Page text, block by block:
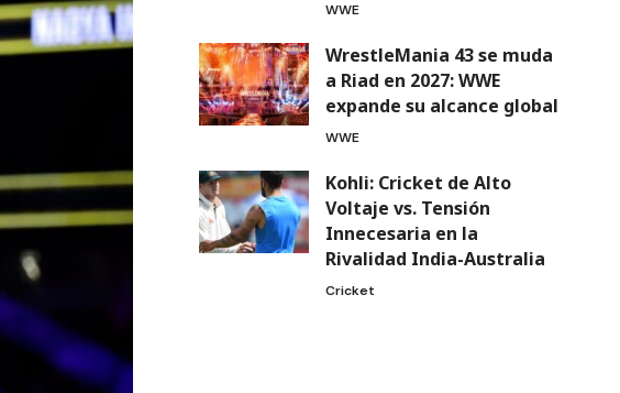
WWE
WrestleMania 43 se muda
a Riad en 2027: WWE
expande su alcance global
WWE
Kohli: Cricket de Alto
Voltaje vs. Tensión
Innecesaria en la
Rivalidad India-Australia
Cricket